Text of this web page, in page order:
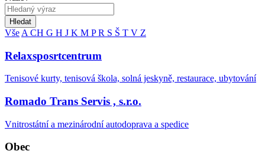
Hledat
Vše A CH G H J K M PR S Š T V Z
Relaxsposrtcentrum
Tenisové kurty, tenisová škola, solná jeskyně, restaurace, ubytování
Romado Trans Servis , s.r.o.
Vnitrostátní a mezinárodní autodoprava a spedice
Obec